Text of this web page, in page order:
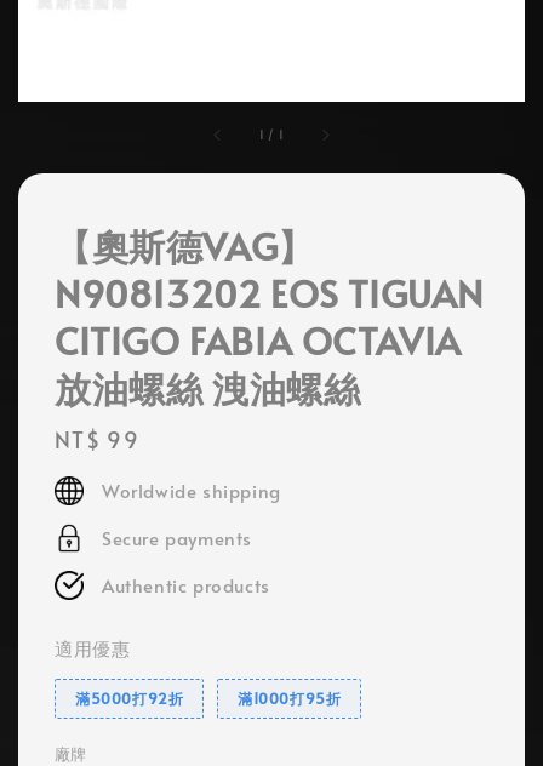
1 / 1
【奧斯德VAG】
N90813202 EOS TIGUAN
CITIGO FABIA OCTAVIA
放油螺絲 洩油螺絲
Regular
price
NT$ 99
Worldwide shipping
Secure payments
Authentic products
適用優惠
滿5000打92折 滿1000打95折
廠牌